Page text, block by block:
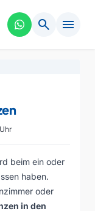
search menu
beim ein oder
haben.
oder
in den